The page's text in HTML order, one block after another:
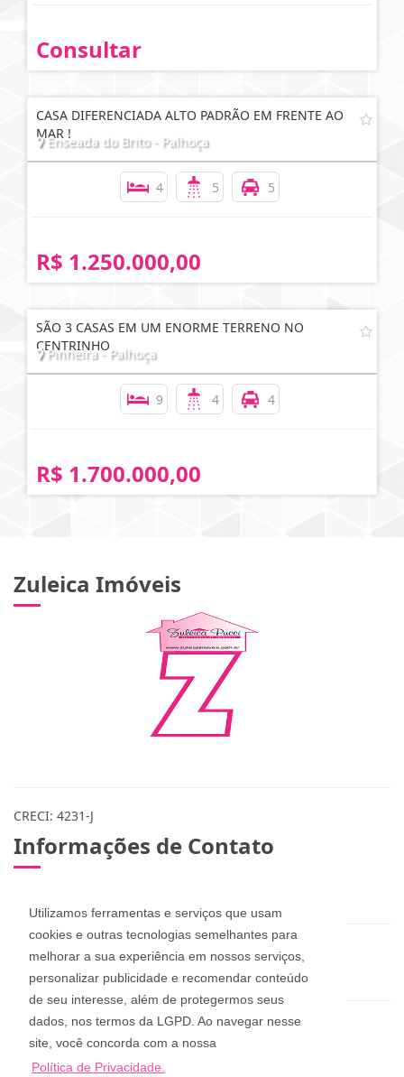
Utilizamos ferramentas e serviços que usam
cookies e outras tecnologias semelhantes para
melhorar a sua experiência em nossos serviços,
personalizar publicidade e recomendar conteúdo
de seu interesse, além de protegermos seus
dados, nos termos da LGPD. Ao navegar nesse
site, você concorda com a nossa
Política de Privacidade.
Consultar
CASA DIFERENCIADA ALTO PADRÃO EM FRENTE AO
MAR !
Enseada do Brito - Palhoça
4 5 5
R$ 1.250.000,00
SÃO 3 CASAS EM UM ENORME TERRENO NO
CENTRINHO
Pinheira - Palhoça
9 4 4
R$ 1.700.000,00
Zuleica Imóveis
CRECI: 4231-J
Informações de Contato
zuleicapinheira@hotmail.com
dan_pucci@hotmail.com
Zuleica Imóveis
Rua Aderbal Ramos da Silva, 68, Pinheira
Palhoça - Santa Catarina